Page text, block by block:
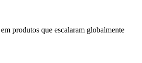
produtos que escalaram globalmente